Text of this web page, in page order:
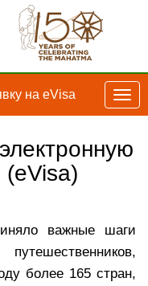
на eVisa
важные шаги
более 165 стран,